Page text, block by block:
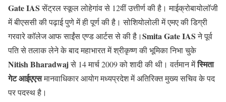
GateIAS सेंट्रल स्कूल लोहेगांव से 12वीं उत्तीर्ण की है। माईक्रोबायोलाॅजी
में बीएससी की पढ़ाई पुणे में ही पूर्ण की है। सोशियोलोली में एमए की डिग्री
गरवारे काॅलेज आफ साईंस एण्ड आर्टस से की है।Smita GateIASने पूर्व
पति से तलाक लेने के बाद महाभारत में श्रीकृष्ण की भूमिका निभा चुके
Nitish Bharadwajसे 14 मार्च 2009 को शादी की थी। वर्तमान मेंस्मिता
गेट आईएएसमानवाधिकार आयोग मध्यप्रदेश में अतिरिक्त मुख्य सचिव के पद
पर पदस्थ है।